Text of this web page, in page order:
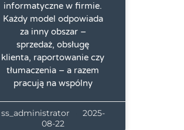
informatyczne w firmie.
Każdy model odpowiada
za inny obszar –
sprzedaż, obsługę
klienta, raportowanie czy
tłumaczenia – a razem
pracują na wspólny
ss_administrator
2025-
08-22